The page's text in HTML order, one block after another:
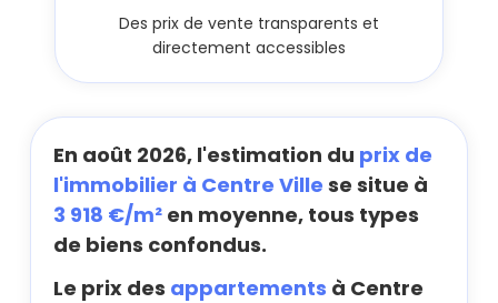
Des prix de vente transparents et
directement accessibles
En août 2026, l'estimation du prix de
l'immobilier à Centre Ville se situe à
3 918 €/m² en moyenne, tous types
de biens confondus.
Le prix des appartements à Centre